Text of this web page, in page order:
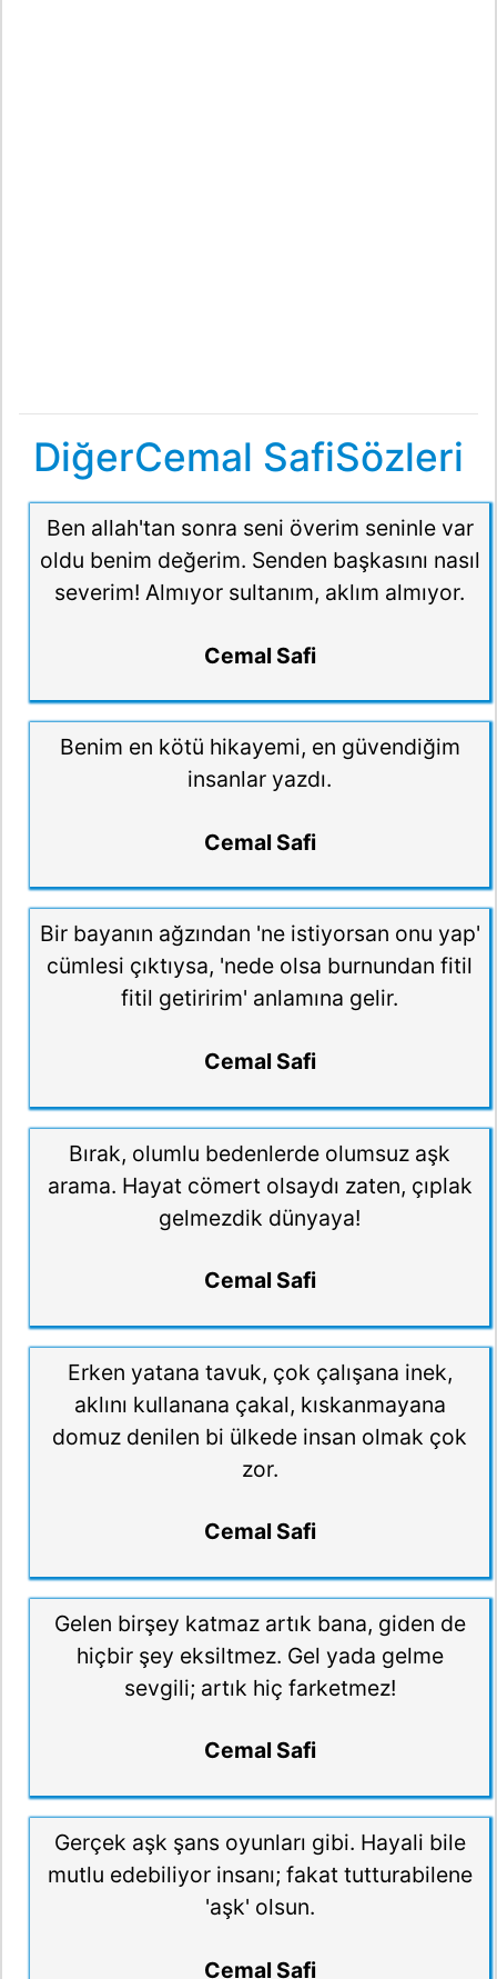
DiğerCemal SafiSözleri
Ben allah'tan sonra seni överim seninle var
oldu benim değerim. Senden başkasını nasıl
severim! Almıyor sultanım, aklım almıyor.
Cemal Safi
Benim en kötü hikayemi, en güvendiğim
insanlar yazdı.
Cemal Safi
Bir bayanın ağzından 'ne istiyorsan onu yap'
cümlesi çıktıysa, 'nede olsa burnundan fitil
fitil getiririm' anlamına gelir.
Cemal Safi
Bırak, olumlu bedenlerde olumsuz aşk
arama. Hayat cömert olsaydı zaten, çıplak
gelmezdik dünyaya!
Cemal Safi
Erken yatana tavuk, çok çalışana inek,
aklını kullanana çakal, kıskanmayana
domuz denilen bi ülkede insan olmak çok
zor.
Cemal Safi
Gelen birşey katmaz artık bana, giden de
hiçbir şey eksiltmez. Gel yada gelme
sevgili; artık hiç farketmez!
Cemal Safi
Gerçek aşk şans oyunları gibi. Hayali bile
mutlu edebiliyor insanı; fakat tutturabilene
'aşk' olsun.
Cemal Safi